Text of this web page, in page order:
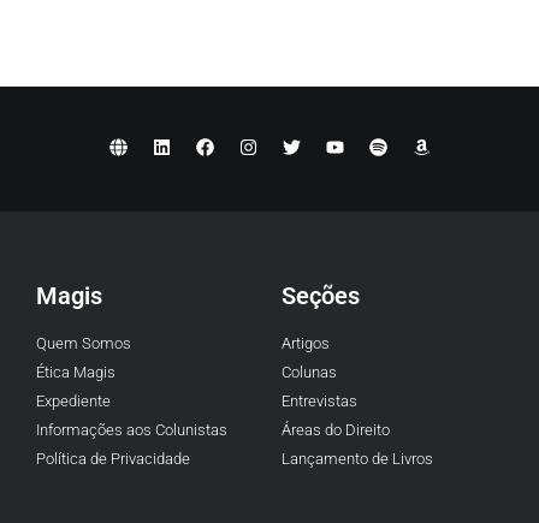
Magis
Quem Somos
Ética Magis
Expediente
Informações aos Colunistas
Política de Privacidade
Seções
Artigos
Colunas
Entrevistas
Áreas do Direito
Lançamento de Livros